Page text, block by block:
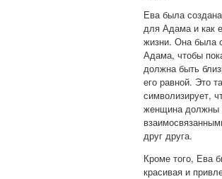
Ева была
для Адама и как
жизни. Она была
Адама, чтобы
должна быть
его равной. Это
символизирует,
женщина должны
друг друга.
Кроме того, Ева
красивая и